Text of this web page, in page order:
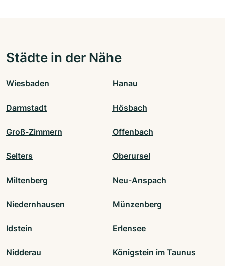
Städte in der Nähe
Wiesbaden Hanau
Darmstadt Hösbach
Groß-Zimmern Offenbach
Selters Oberursel
Miltenberg Neu-Anspach
Niedernhausen Münzenberg
Idstein Erlensee
Nidderau Königstein im Taunus